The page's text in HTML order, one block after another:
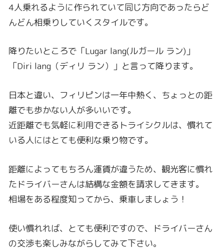
4人乗れるように作られていて同じ方向であったらど
んどん相乗りしていくスタイルです。
降りたいところで「Lugar lang(ルガール ラン)」
「Diri lang（ディリ ラン）」と言って降ります。
日本と違い、フィリピンは一年中熱く、ちょっとの距
離でも歩かない人が多いいです。
近距離でも気軽に利用できるトライシクルは、慣れて
いる人にはとても便利な乗り物です。
距離によってもちろん運賃が違うため、観光客に慣れ
たドライバーさんは結構な金額を請求してきます。
相場をある程度知ってから、乗車しましょう！
使い慣れれば、とても便利ですので、ドライバーさん
の交渉も楽しみながらしてみて下さい。